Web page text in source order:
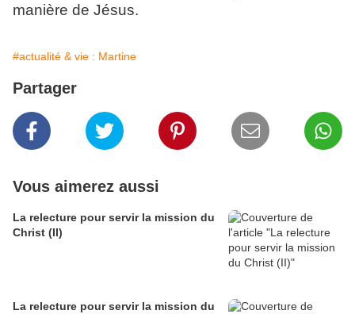
manière de Jésus.
#actualité & vie : Martine
Partager
Vous aimerez aussi
La relecture pour servir la mission du
Christ (II)
La relecture pour servir la mission du